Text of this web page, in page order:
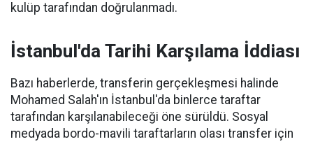
kulüp tarafından doğrulanmadı.
İstanbul'da Tarihi Karşılama İddiası
Bazı haberlerde, transferin gerçekleşmesi halinde
Mohamed Salah'ın İstanbul'da binlerce taraftar
tarafından karşılanabileceği öne sürüldü. Sosyal
medyada bordo-mavili taraftarların olası transfer için